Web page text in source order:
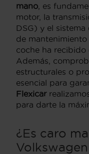
mano, es
motor, la
DSG) y el sistema
de mantenimiento
coche ha recibido
Además,
estructurales o
esencial para
Flexicar
para darte la
¿Es caro